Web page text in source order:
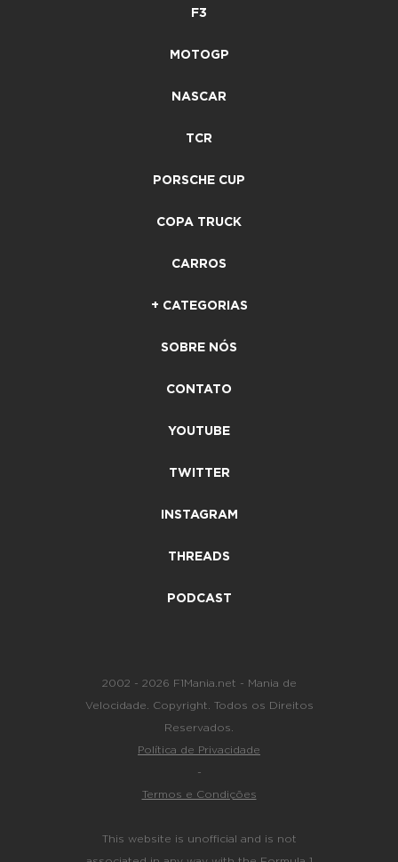
F3
MOTOGP
NASCAR
TCR
PORSCHE CUP
COPA TRUCK
CARROS
+ CATEGORIAS
SOBRE NÓS
CONTATO
YOUTUBE
TWITTER
INSTAGRAM
THREADS
PODCAST
2002 - 2026 F1Mania.net - Mania de
Velocidade. Copyright. Todos os Direitos
Reservados.
Política de Privacidade
-
Termos e Condições
This website is unofficial and is not